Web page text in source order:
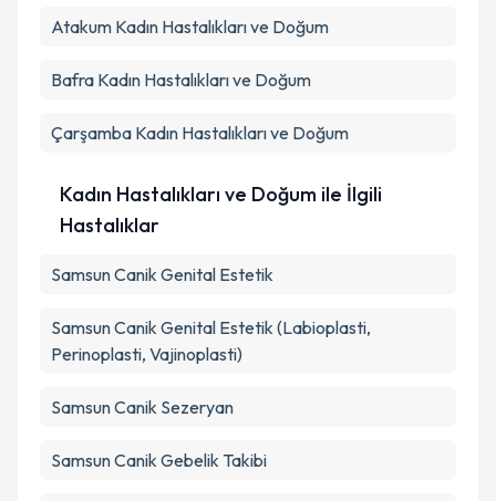
Atakum Kadın Hastalıkları ve Doğum
Bafra Kadın Hastalıkları ve Doğum
Çarşamba Kadın Hastalıkları ve Doğum
Kadın Hastalıkları ve Doğum ile İlgili
Hastalıklar
Samsun Canik Genital Estetik
Samsun Canik Genital Estetik (Labioplasti,
Perinoplasti, Vajinoplasti)
Samsun Canik Sezeryan
Samsun Canik Gebelik Takibi